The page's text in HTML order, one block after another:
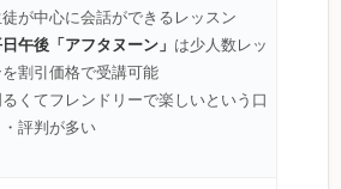
徒が中心に会話ができるレッスン
午後「アフタヌーン」 は少人数レッ
を割引価格で受講可能
るくてフレンドリーで楽しいという口
・評判が多い